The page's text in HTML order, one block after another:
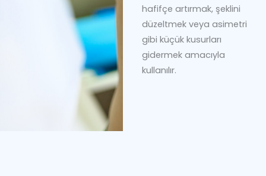
hafifçe artırmak, şeklini
düzeltmek veya asimetri
gibi küçük kusurları
gidermek amacıyla
kullanılır.